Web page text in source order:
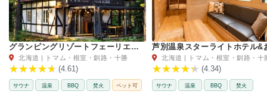
グランピングリゾートフェーリエンドルフ
北海道 | トマム・根室・釧路・十勝
(4.61)
サウナ 温泉 BBQ 焚火 ペット可
北海道 | トマム・根室・釧路・十
(4.34)
サウナ 温泉 BBQ 焚火